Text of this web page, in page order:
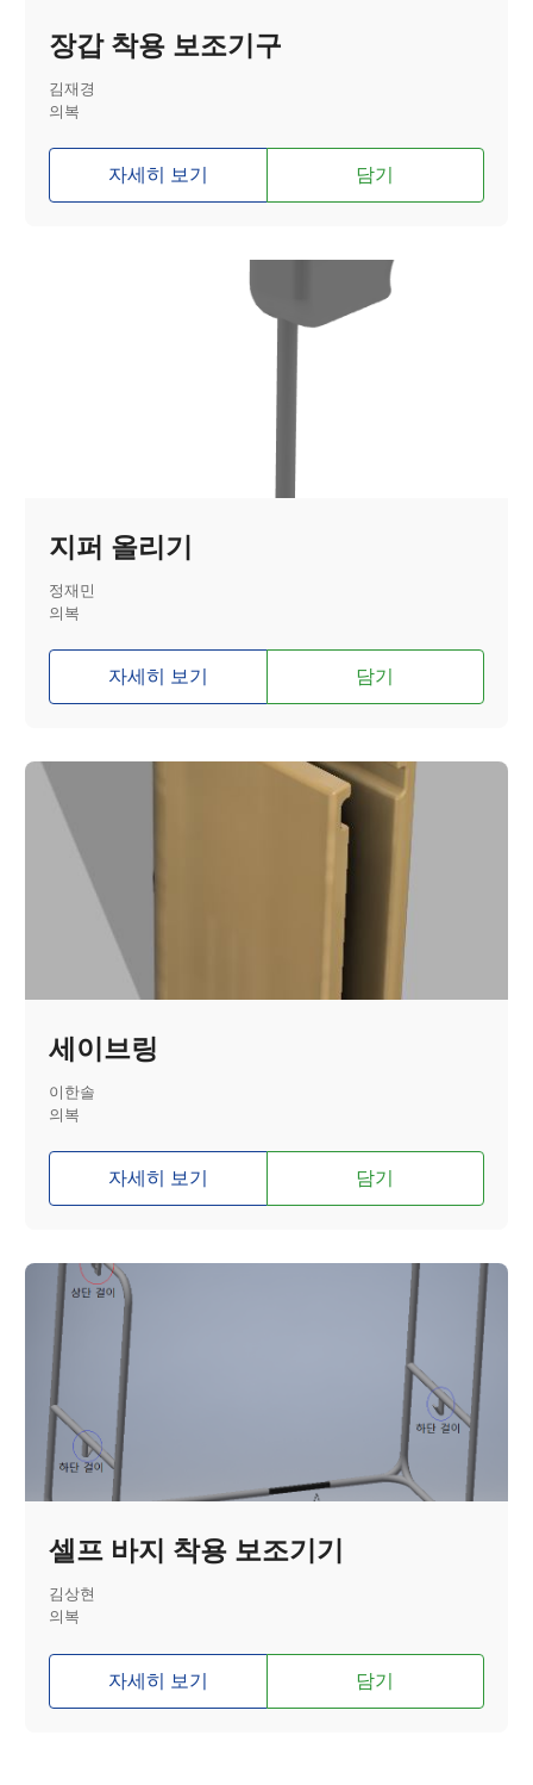
장갑 착용 보조기구
김재경
의복
자세히 보기 담기
지퍼 올리기
정재민
의복
자세히 보기 담기
세이브링
이한솔
의복
자세히 보기 담기
셀프 바지 착용 보조기기
김상현
의복
자세히 보기 담기